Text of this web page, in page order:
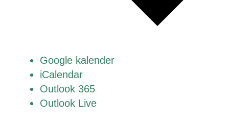
Google kalender
iCalendar
Outlook 365
Outlook Live